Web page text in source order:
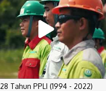
28 Tahun PPLI (1994 - 2022)